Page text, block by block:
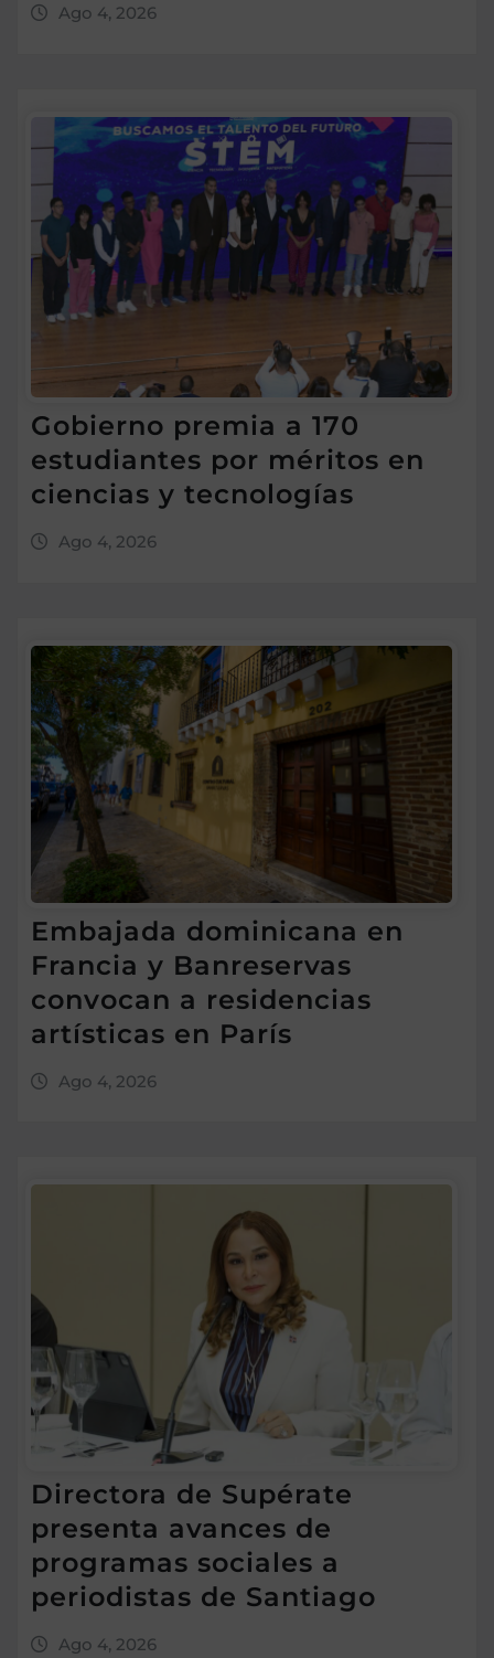
Ago 4, 2026
Gobierno premia a 170
estudiantes por méritos en
ciencias y tecnologías
Ago 4, 2026
Embajada dominicana en
Francia y Banreservas
convocan a residencias
artísticas en París
Ago 4, 2026
Directora de Supérate
presenta avances de
programas sociales a
periodistas de Santiago
Ago 4, 2026